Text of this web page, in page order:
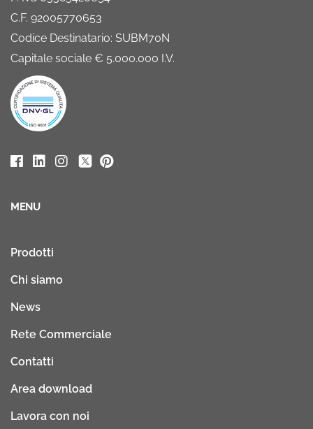
C.F. 92005770653
Codice Destinatario: SUBM70N
Capitale sociale € 5.000.000 I.V.
MENU
Prodotti
Chi siamo
News
Rete Commerciale
Contatti
Area download
Lavora con noi